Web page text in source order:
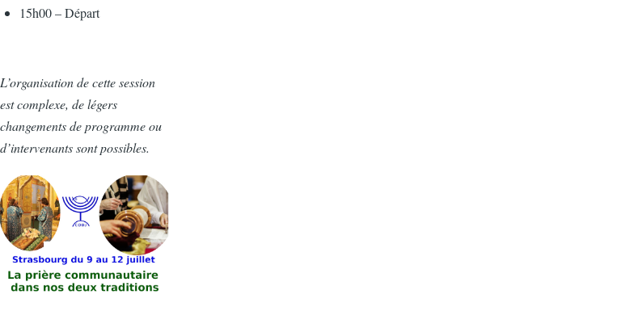
15h00 – Départ
L’organisation de cette session
est complexe, de légers
changements de programme ou
d’intervenants sont possibles.